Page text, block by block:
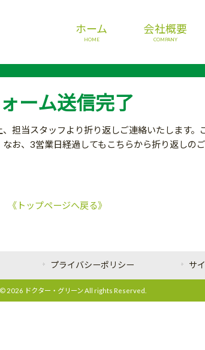
ホーム
HOME
会社概要
COMPANY
ーム送信完了
担当スタッフより折り返しご連絡いたします。
お、3営業日経過してもこちらから折り返しの
《トップページへ戻る》
プライバシーポリシー サ
2026 ドクター・グリーン All rights Reserved.